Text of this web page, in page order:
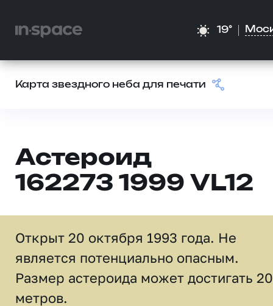
19°
Карта звездного неба для печати
Астероид
162273 1999 VL12
Открыт 20 октября 1993 года. Не
является потенциально опасным.
Размер астероида может достигать
метров.